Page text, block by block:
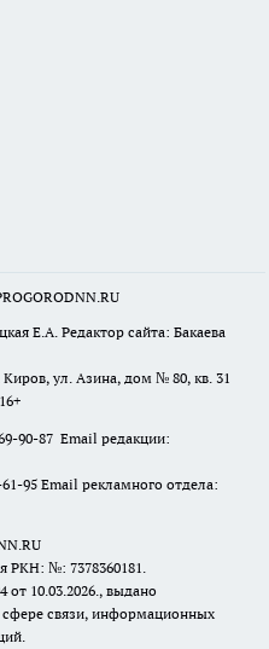
Е.А. Редактор сайта: Бакаева
Киров, ул. Азина, дом № 80, кв. 31
90-87 Email редакции:
95 Email рекламного отдела:
РКН: №: 7378360181.
10.03.2026., выдано
связи, информационных